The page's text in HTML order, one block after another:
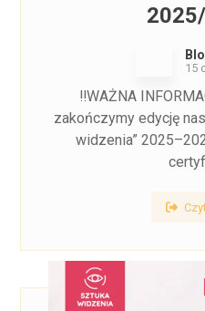
15
‼️WAŻNA
zakończymy edycję
widzenia”